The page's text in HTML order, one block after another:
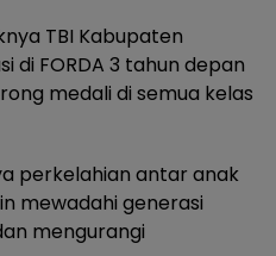
TBI Kabupaten
di FORDA 3 tahun depan
medali di semua kelas
perkelahian antar anak
mewadahi generasi
mengurangi